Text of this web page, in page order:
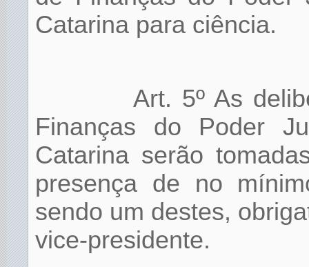
Catarina para ciência.
Art. 5º As
Finanças do Poder
Catarina serão
presença de no
sendo um destes,
vice-presidente.